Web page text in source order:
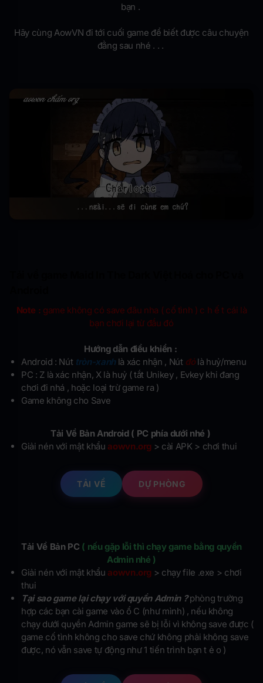
bạn .
Hãy cùng AowVN đi tới cuối game để biết được câu chuyện
đằng sau nhé . . .
Note : game không có save đâu nha ( cố tình ) c h ế t cái là
bạn chơi lại từ đầu đó
Hướng dẫn điều khiển :
Android : Nút tròn-xanhlà xác nhận , Nút đỏlà huỷ/menu
PC : Z là xác nhận, X là huỷ ( tắt Unikey , Evkey khi đang
chơi đi nhá , hoặc loại trừ game ra )
Game không cho Save
Tải Về Bản Android ( PC phía dưới nhé )
Giải nén với mật khẩu aowvn.org > cài APK > chơi thui
TẢI VỀ DỰ PHÒNG
Tải Về Bản PC ( nếu gặp lỗi thì chạy game bằng quyền
Admin nhé )
Giải nén với mật khẩu aowvn.org > chạy file .exe > chơi
thui
Tại sao game lại chạy với quyền Admin ?phòng trường
hợp các bạn cài game vào ổ C (như mình) , nếu không
chạy dưới quyền Admin game sẽ bị lỗi vì không save được (
game cố tình không cho save chứ không phải không save
được, nó vẫn save tự động như 1 tiến trình bạn t ẻ o )